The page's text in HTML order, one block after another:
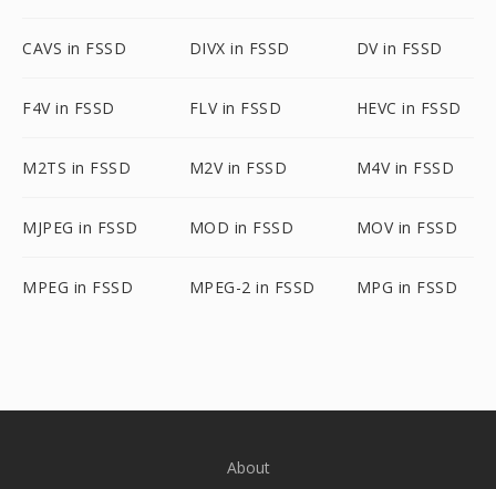
CAVS in FSSD DIVX in FSSD DV in FSSD
F4V in FSSD FLV in FSSD HEVC in FSSD
M2TS in FSSD M2V in FSSD M4V in FSSD
MJPEG in FSSD MOD in FSSD MOV in FSSD
MPEG in FSSD MPEG-2 in FSSD MPG in FSSD
About